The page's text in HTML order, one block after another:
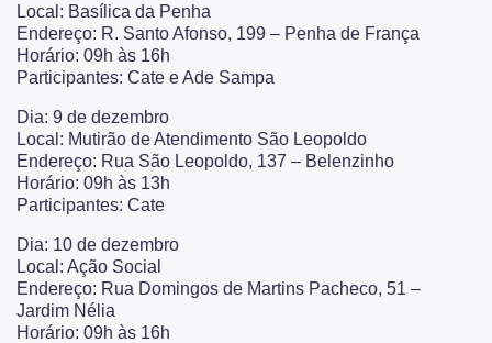
Local: Basílica da Penha
Endereço: R. Santo Afonso, 199 – Penha de França
Horário: 09h às 16h
Participantes: Cate e Ade Sampa
Dia: 9 de dezembro
Local: Mutirão de Atendimento São Leopoldo
Endereço: Rua São Leopoldo, 137 – Belenzinho
Horário: 09h às 13h
Participantes: Cate
Dia: 10 de dezembro
Local: Ação Social
Endereço: Rua Domingos de Martins Pacheco, 51 –
Jardim Nélia
Horário: 09h às 16h